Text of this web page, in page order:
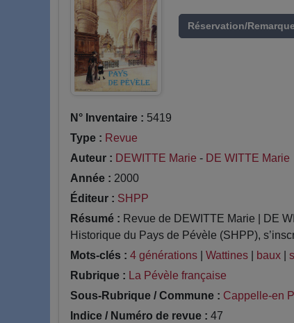
Réservation/
N° Inventaire : 5419
Type : Revue
Auteur : DEWITTE Marie - DE WITTE Marie
Année : 2000
Éditeur : SHPP
Résumé : Revue de DEWITTE Marie | DE
Historique du Pays de Pévèle (SHPP),
Mots-clés : 4 générations Wattines baux
Rubrique : La Pévèle française
Sous-Rubrique / Commune : Cappelle-en
Indice / Numéro de revue : 47